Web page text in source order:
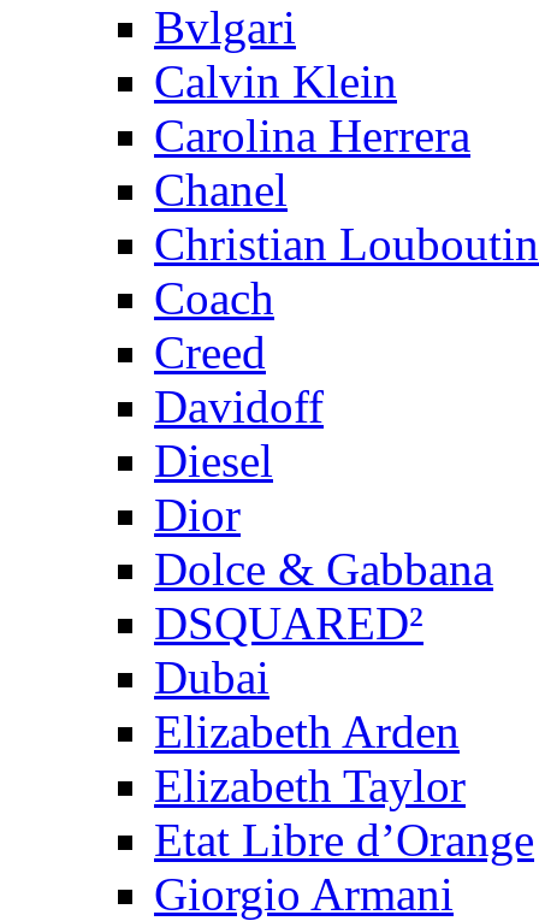
Bvlgari
Calvin Klein
Carolina Herrera
Chanel
Christian Louboutin
Coach
Creed
Davidoff
Diesel
Dior
Dolce & Gabbana
DSQUARED²
Dubai
Elizabeth Arden
Elizabeth Taylor
Etat Libre d’Orange
Giorgio Armani